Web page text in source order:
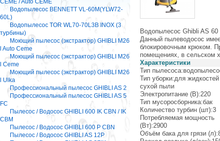
CEME / Auto CEME
Водопылесос BENNETT VL-60M(YLW72-
60L)
Водопылесос TOR WL70-70L3B INOX (3
турбины)
Моющий пылесос (экстрактор) GHIBLI M26
l Auto Ceme
Моющий пылесос (экстрактор) GHIBLI M26
l Ceme
Моющий пылесос (экстрактор) GHIBLI M26
l Ulka
Профессиональный пылесос GHIBLI AS 2
Профессиональный пылесос GHIBLI AS 5
FC
Пылесос / Водосос GHIBLI 600 IK CBN / IK
CBM
Пылесос / Водосос GHIBLI 600 P CBN
Пылесос / Водосос GHIBLI AS 12P
Водопылесос Ghibli AS
Данный пылеводосос
блокировочным крюком.
помещениях, в сельском
Характеристики
Тип
Тип уборки:для
сухой пыли
Электропитание (В):220
Тип мусоросборника:бак
Количество турбин (шт):3
Потребляемая мощность
(Вт):2900
Объём бака для грязи